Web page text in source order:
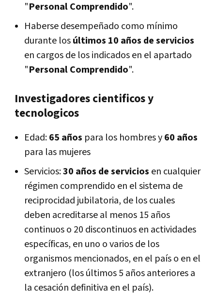
"Personal Comprendido".
Haberse desempeñado como mínimo
durante losúltimos 10 años de servicios
en cargos de los indicados en el apartado
"Personal Comprendido".
Investigadores cientificos y
tecnologicos
Edad:65 años para los hombres y60 años
para las mujeres
Servicios:30 años de servicios en cualquier
régimen comprendido en el sistema de
reciprocidad jubilatoria, de los cuales
deben acreditarse al menos 15 años
continuos o 20 discontinuos en actividades
específicas, en uno o varios de los
organismos mencionados, en el país o en el
extranjero (los últimos 5 años anteriores a
la cesación definitiva en el país).